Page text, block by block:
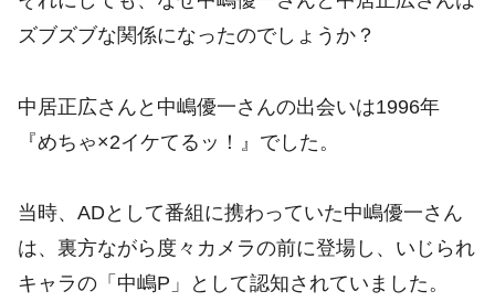
ズブズブな関係になったのでしょうか？
中居正広さんと中嶋優一さんの出会いは1996年
『めちゃ×2イケてるッ！』でした。
当時、ADとして番組に携わっていた中嶋優一さん
は、裏方ながら度々カメラの前に登場し、いじられ
キャラの「中嶋P」として認知されていました。